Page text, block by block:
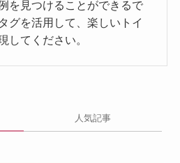
を見つけることができるで
グを活用して、楽しいトイ
してください。
人気記事